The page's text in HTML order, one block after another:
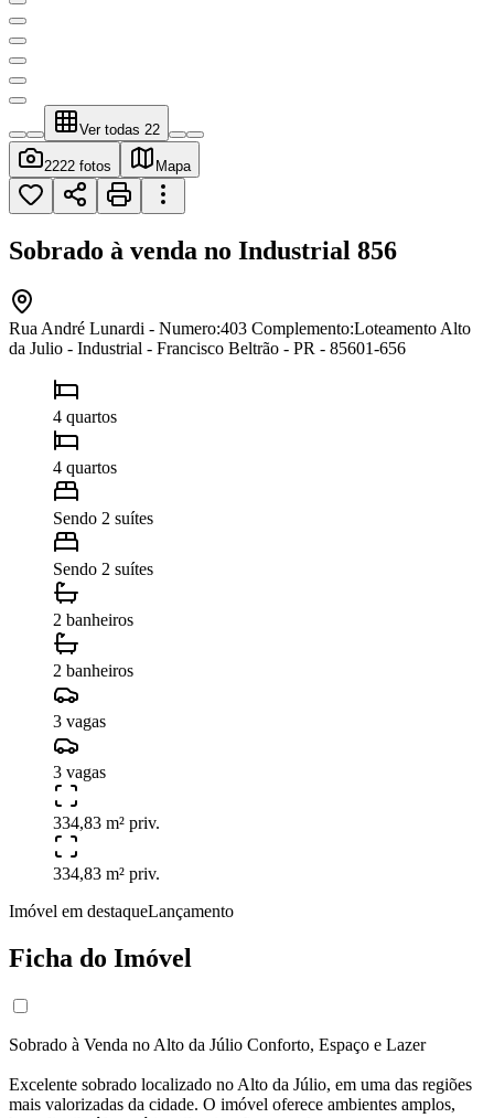
Ver todas 22
2222 fotos Mapa
Sobrado à venda no Industrial 856
Rua André Lunardi - Numero:403 Complemento:Loteamento Alto
da Julio - Industrial - Francisco Beltrão - PR - 85601-656
4 quartos
4 quartos
Sendo 2 suítes
Sendo 2 suítes
2 banheiros
2 banheiros
3 vagas
3 vagas
334,83 m² priv.
334,83 m² priv.
Imóvel em destaqueLançamento
Ficha do Imóvel
Sobrado à Venda no Alto da Júlio Conforto, Espaço e Lazer
Excelente sobrado localizado no Alto da Júlio, em uma das regiões
mais valorizadas da cidade. O imóvel oferece ambientes amplos,